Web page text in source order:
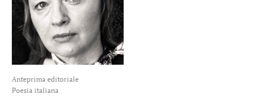
Anteprima editoriale
Poesia italiana